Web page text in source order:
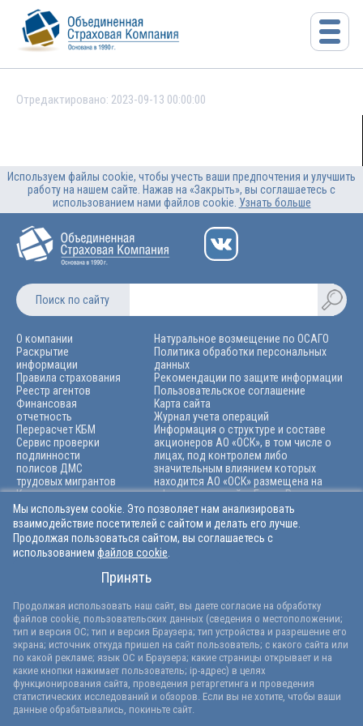
Отредактировано: 2023-09-13 00:00:00
Используем файлы cookie, чтобы учесть ваши предпочтения и улучшить
работу на нашем сайте. Нажав на «Закрыть», вы соглашаетесь с
использованием нами файлов cookie. Узнать больше
Поиск по сайту
О компании
Раскрытие
информации
Правила страхования
Реестр агентов
Финансовая
отчетность
Перерасчет КБМ
Сервис проверки
подлинности
полисов ДМС
трудовых мигрантов
Карьера
Архив
Натуральное возмещение по ОСАГО
Политика обработки персональных
данных
Рекомендации по защите информации
Пользовательское соглашение
Карта сайта
Журнал учета операций
Информация о структуре и составе
акционеров АО «ОСК», в том числе о
лицах, под контролем либо
значительным влиянием которых
находится АО «ОСК» размещена на
официальном сайте Банка России по
адресу: https://cbr.ru/finorg/rscontrolе
+7 (846) 212-99-55
info@osk-ins.ru
Лицензии ЦБ РФ на осуществление страхования:
СИ 2346, СЛ 2346, ОС 2346-03 и на осуществление перестрахования
ПС 2346, выданные 18.03.2025 без ограничения срока действия
Версия сайта для слабовидящих
Мы используем cookie. Это позволяет нам анализировать
взаимодействие посетителей с сайтом и делать его лучше.
Продолжая пользоваться сайтом, вы соглашаетесь с
использованием файлов cookie
Принять
Продолжая использовать наш сайт, вы даете согласие на обработку
файлов cookie, пользовательских данных (сведения о местоположении;
тип и версия ОС; тип и версия Браузера; тип устройства и разрешение его
экрана; источник откуда пришел на сайт пользователь; с какого сайта или
по какой рекламе; язык ОС и Браузера; какие страницы открывает и на
какие кнопки нажимает пользователь; ip-адрес) в целях
функционирования сайта, проведения ретаргетинга и проведения
статистических исследований и обзоров. Если вы не хотите, чтобы ваши
данные обрабатывались, покиньте сайт.